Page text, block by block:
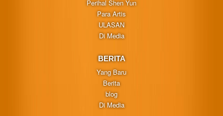
Perihal Shen Yun
Para Artis
ULASAN
Di Media
BERITA
Yang Baru
Berita
blog
Di Media